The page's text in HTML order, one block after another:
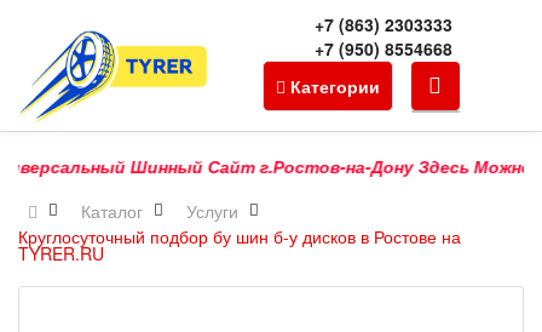
+7 (863) 2303333
+7 (950) 8554668
Категории
Шинный Сайт г.Ростов-на-Дону Здесь Можно
Каталог
Услуги
Круглосуточный подбор бу шин б-у дисков в Ростове на
TYRER.RU